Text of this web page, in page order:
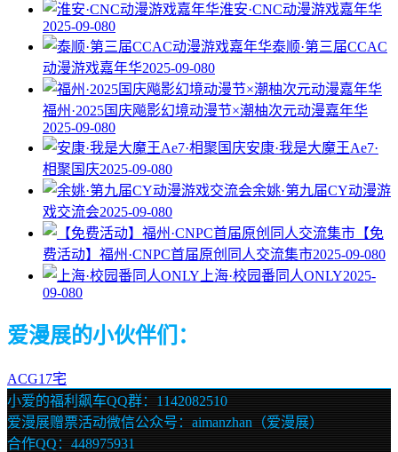
淮安·CNC动漫游戏嘉年华
2025-09-080
泰顺·第三届CCAC
动漫游戏嘉年华2025-09-080
福州·2025国庆飚影幻境动漫节×潮柚次元动漫嘉年华
2025-09-080
安康·我是大魔王Ae7·
相聚国庆2025-09-080
余姚·第九届CY动漫游
戏交流会2025-09-080
【免
费活动】福州·CNPC首届原创同人交流集市2025-09-080
上海·校园番同人ONLY2025-
09-080
爱漫展的小伙伴们：
ACG17宅
小爱的福利飙车QQ群：1142082510
爱漫展赠票活动微信公众号：aimanzhan（爱漫展）
合作QQ：448975931